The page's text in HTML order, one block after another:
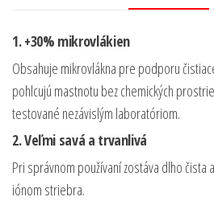
1. +30% mikrovlákien
Obsahuje mikrovlákna pre podporu
pohlcujú mastnotu bez chemických
testované nezávislým laboratóriom.
2. Veľmi savá a trvanlivá
Pri správnom používaní zostáva dlho čista
iónom striebra.